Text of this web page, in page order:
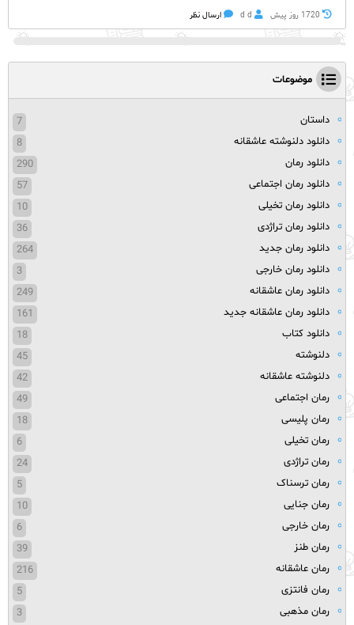
1720 روز پيش d d ارسال نظر
موضوعات
داستان
7
دانلود دلنوشته عاشقانه
8
دانلود رمان
290
دانلود رمان اجتماعی
57
دانلود رمان تخیلی
10
دانلود رمان تراژدی
36
دانلود رمان جدید
264
دانلود رمان خارجی
3
دانلود رمان عاشقانه
249
دانلود رمان عاشقانه جدید
161
دانلود کتاب
18
دلنوشته
45
دلنوشته عاشقانه
42
رمان اجتماعی
49
رمان پلیسی
18
رمان تخیلی
6
رمان تراژدی
24
رمان ترسناک
5
رمان جنایی
10
رمان خارجی
6
رمان طنز
39
رمان عاشقانه
216
رمان فانتزی
5
رمان مذهبی
3